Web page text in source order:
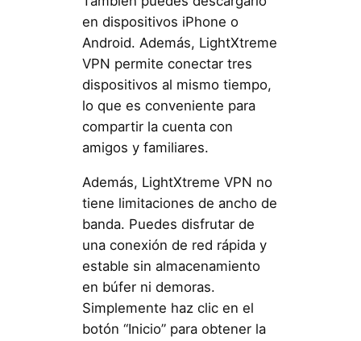
en dispositivos iPhone o
Android. Además, LightXtreme
VPN permite conectar tres
dispositivos al mismo tiempo,
lo que es conveniente para
compartir la cuenta con
amigos y familiares.
Además, LightXtreme VPN no
tiene limitaciones de ancho de
banda. Puedes disfrutar de
una conexión de red rápida y
estable sin almacenamiento
en búfer ni demoras.
Simplemente haz clic en el
botón “Inicio” para obtener la